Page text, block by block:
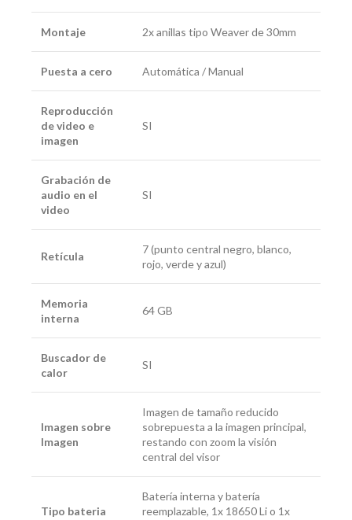
Montaje 2x anillas tipo Weaver de 30mm
Puesta a cero Automática / Manual
Reproducción
de video e
imagen
SI
Grabación de
audio en el
video
SI
Retícula
7 (punto central negro, blanco,
rojo, verde y azul)
Memoria
interna
64 GB
Buscador de
calor
SI
Imagen sobre
Imagen
Imagen de tamaño reducido
sobrepuesta a la imagen principal,
restando con zoom la visión
central del visor
Tipo bateria
Batería interna y batería
reemplazable, 1x 18650 Li o 1x